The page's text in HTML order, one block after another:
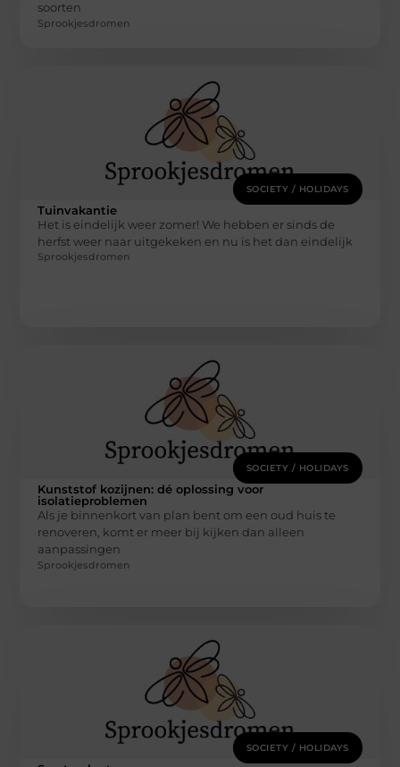
soorten
Sprookjesdromen
SOCIETY / HOLIDAYS
Tuinvakantie
Het is eindelijk weer zomer! We hebben er sinds de
herfst weer naar uitgekeken en nu is het dan eindelijk
Sprookjesdromen
SOCIETY / HOLIDAYS
Kunststof kozijnen: dé oplossing voor
isolatieproblemen
Als je binnenkort van plan bent om een oud huis te
renoveren, komt er meer bij kijken dan alleen
aanpassingen
Sprookjesdromen
SOCIETY / HOLIDAYS